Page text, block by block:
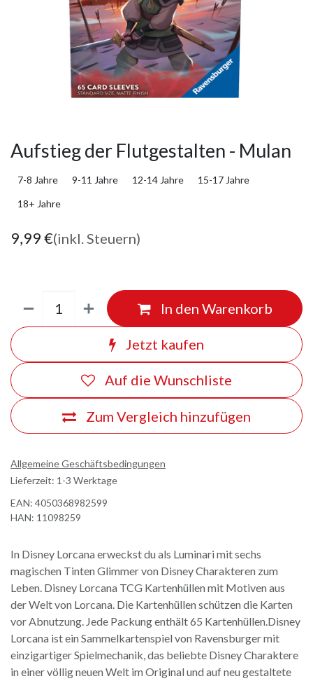
Aufstieg der Flutgestalten - Mulan
7-8 Jahre 9-11 Jahre 12-14 Jahre
15-17 Jahre
18+ Jahre
9,99€(inkl. Steuern)
In den Warenkorb
Jetzt kaufen
Zum Vergleich hinzufügen
Auf die Wunschliste
Allgemeine Geschäftsbedingungen
Lieferzeit: 1-3 Werktage
EAN: 4050368982599
HAN: 11098259
In Disney Lorcana erweckst du als Luminari mit sechs
magischen Tinten Glimmer von Disney Charakteren zum
Leben. Disney Lorcana TCG Kartenhüllen mit Motiven aus
der Welt von Lorcana. Die Kartenhüllen schützen die Karten
vor Abnutzung. Jede Packung enthält 65 Kartenhüllen.Disney
Lorcana ist ein Sammelkartenspiel von Ravensburger mit
einzigartiger Spielmechanik, das beliebte Disney Charaktere
in einer völlig neuen Welt im Original und auf neu gestaltete